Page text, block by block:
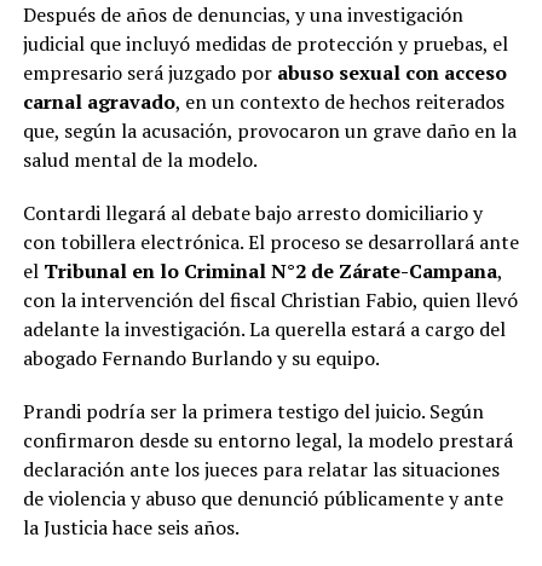
Después de años de denuncias, y una investigación
judicial que incluyó medidas de protección y pruebas, el
empresario será juzgado porabuso sexual con acceso
carnal agravado, en un contexto de hechos reiterados
que, según la acusación, provocaron un grave daño en la
salud mental de la modelo.
Contardi llegará al debate bajo arresto domiciliario y
con tobillera electrónica. El proceso se desarrollará ante
el Tribunal en lo Criminal N°2 de Zárate-Campana,
con la intervención del fiscal Christian Fabio, quien llevó
adelante la investigación. La querella estará a cargo del
abogado Fernando Burlando y su equipo.
Prandi podría ser la primera testigo del juicio. Según
confirmaron desde su entorno legal, la modelo prestará
declaración ante los jueces para relatar las situaciones
de violencia y abuso que denunció públicamente y ante
la Justicia hace seis años.